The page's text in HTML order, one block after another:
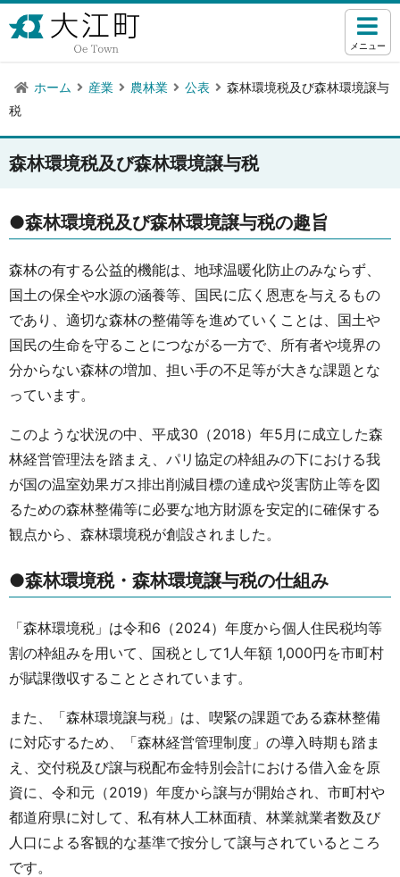
メニュー
ホーム 産業 農林業 公表
森林環境税及び森林環境譲与
税
森林環境税及び森林環境譲与税
●森林環境税及び森林環境譲与税の趣旨
森林の有する公益的機能は、地球温暖化防止のみならず、
国土の保全や水源の涵養等、国民に広く恩恵を与えるもの
であり、適切な森林の整備等を進めていくことは、国土や
国民の生命を守ることにつながる一方で、所有者や境界の
分からない森林の増加、担い手の不足等が大きな課題とな
っています。
このような状況の中、平成30（2018）年5月に成立した森
林経営管理法を踏まえ、パリ協定の枠組みの下における我
が国の温室効果ガス排出削減目標の達成や災害防止等を図
るための森林整備等に必要な地方財源を安定的に確保する
観点から、森林環境税が創設されました。
●森林環境税・森林環境譲与税の仕組み
「森林環境税」は令和6（2024）年度から個人住民税均等
割の枠組みを用いて、国税として1人年額 1,000円を市町村
が賦課徴収することとされています。
また、「森林環境譲与税」は、喫緊の課題である森林整備
に対応するため、「森林経営管理制度」の導入時期も踏ま
え、交付税及び譲与税配布金特別会計における借入金を原
資に、令和元（2019）年度から譲与が開始され、市町村や
都道府県に対して、私有林人工林面積、林業就業者数及び
人口による客観的な基準で按分して譲与されているところ
です。